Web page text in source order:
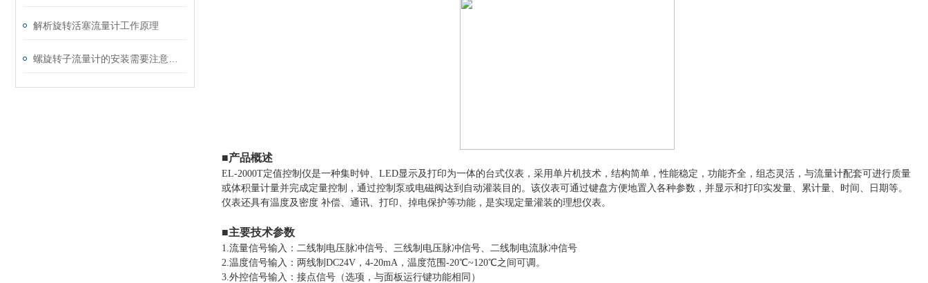
解析旋转活塞流量计工作原理
■产品概述
EL-2000T定值控制仪是一种集时钟、LED显示及打印为一体的台式仪表，采用单片机技术，结构简单，性能稳定，功能齐全，组态灵活，与流量计配套可进行质量
或体积量计量并完成定量控制，通过控制泵或电磁阀达到自动灌装目的。该仪表可通过键盘方便地置入各种参数，并显示和打印实发量、累计量、时间、日期等。
仪表还具有温度及密度 补偿、通讯、打印、掉电保护等功能，是实现定量灌装的理想仪表。
■主要技术参数
1.流量信号输入：二线制电压脉冲信号、三线制电压脉冲信号、二线制电流脉冲信号
2.温度信号输入：两线制DC24V，4-20mA，温度范围-20℃~120℃之间可调。
3.外控信号输入：接点信号（选项，与面板运行键功能相同）